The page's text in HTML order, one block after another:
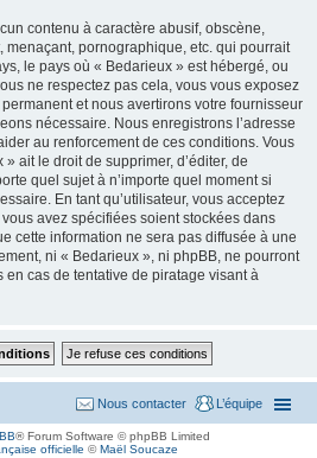
contenu à caractère abusif, obscène,
menaçant, pornographique, etc. qui pourrait
le pays où « Bedarieux » est hébergé, ou
ne respectez pas cela, vous vous exposez
et nous avertirons votre fournisseur
nécessaire. Nous enregistrons l’adresse
au renforcement de ces conditions. Vous
ait le droit de supprimer, d’éditer, de
quel sujet à n’importe quel moment si
En tant qu’utilisateur, vous acceptez
avez spécifiées soient stockées dans
cette information ne sera pas diffusée à une
ni « Bedarieux », ni phpBB, ne pourront
cas de tentative de piratage visant à
L’équipe
Nous contacter
® Forum Software © phpBB Limited
officielle ©Maël Soucaze